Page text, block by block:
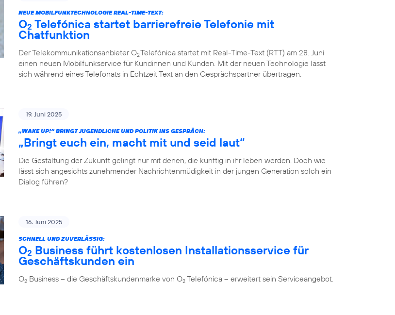
NEUE MOBILFUNKTECHNOLOGIE REAL-TIME-TEXT:
O2 Telefónica startet barrierefreie Telefonie mit
Chatfunktion
Der Telekommunikationsanbieter O2Telefónica startet mit Real-Time-Text (RTT) am 28. Juni
einen neuen Mobilfunkservice für Kundinnen und Kunden. Mit der neuen Technologie lässt
sich während eines Telefonats in Echtzeit Text an den Gesprächspartner übertragen.
19. Juni 2025
„WAKE UP!“ BRINGT JUGENDLICHE UND POLITIK INS GESPRÄCH:
„Bringt euch ein, macht mit und seid laut“
Die Gestaltung der Zukunft gelingt nur mit denen, die künftig in ihr leben werden. Doch wie
lässt sich angesichts zunehmender Nachrichtenmüdigkeit in der jungen Generation solch ein
Dialog führen?
16. Juni 2025
SCHNELL UND ZUVERLÄSSIG:
O2 Business führt kostenlosen Installationsservice für
Geschäftskunden ein
O2 Business – die Geschäftskundenmarke von O2 Telefónica – erweitert sein Serviceangebot.